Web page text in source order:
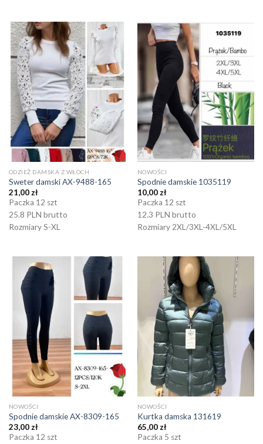
ODZIEŻ DAMSKA Z WŁOCH
Sweter damski AX-9488-165
21,00zł
Paczka 12 szt
25.8 PLN brutto
Rozmiary S-XL
NOWOŚCI
Spodnie damskie 1035119
10,00zł
Paczka 12 szt
12.3 PLN brutto
Rozmiary 2XL/3XL-4XL/5XL
NOWOŚCI
Spodnie damskie AX-8309-165
23,00zł
Paczka 12 szt
NOWOŚCI
Kurtka damska 131619
65,00zł
Paczka 5 szt